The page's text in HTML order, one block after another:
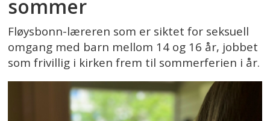
sommer
Fløysbonn-læreren som er siktet for seksuell
omgang med barn mellom 14 og 16 år, jobbet
som frivillig i kirken frem til sommerferien i år.